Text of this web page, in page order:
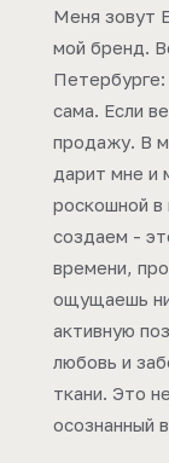
Меня зовут
мой бренд.
Петербурге:
сама. Если
продажу. В
дарит мне и
роскошной
создаем -
времени,
ощущаешь
активную
любовь и
ткани. Это
осознанный